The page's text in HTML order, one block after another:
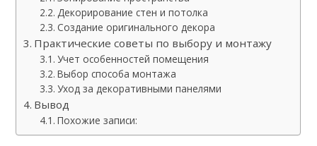
Декорирование стен и потолка
Создание оригинального декора
Практические советы по выбору и монтажу
Учет особенностей помещения
Выбор способа монтажа
Уход за декоративными панелями
Вывод
Похожие записи: